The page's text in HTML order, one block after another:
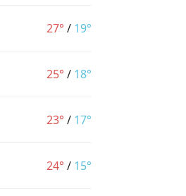
27° / 19°
25° / 18°
23° / 17°
24° / 15°